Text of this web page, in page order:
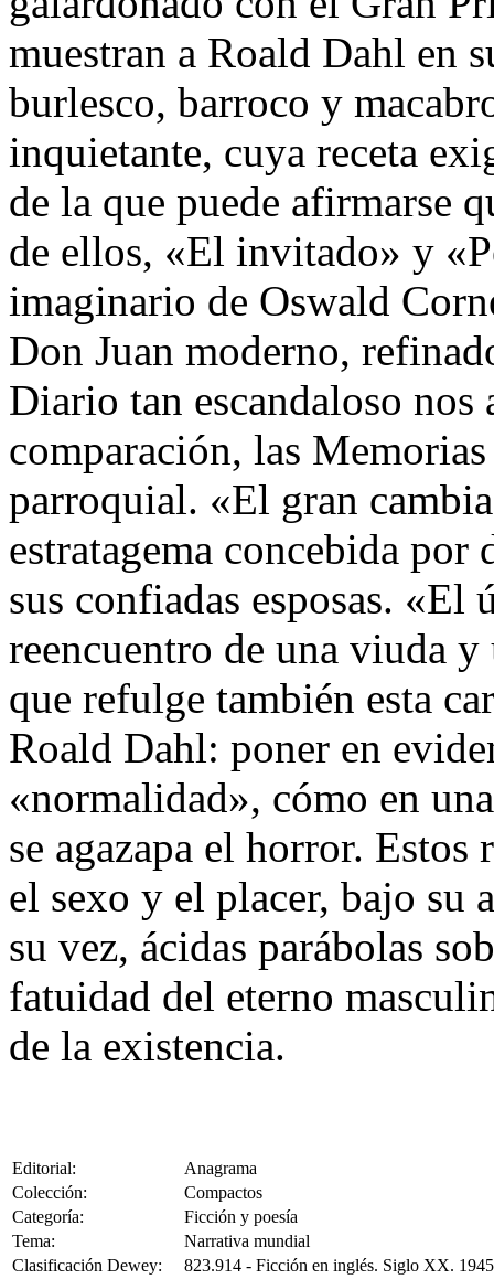
muestran a Roald Dahl en
burlesco, barroco y
inquietante, cuya receta
de la que puede afirmarse
de ellos, «El invitado» y
imaginario de Oswald
Don Juan moderno,
Diario tan escandaloso
comparación, las
parroquial. «El gran
estratagema concebida
sus confiadas esposas.
reencuentro de una viuda
que refulge también esta
Roald Dahl: poner en
«normalidad», cómo en
se agazapa el horror. Estos
el sexo y el placer, bajo su
su vez, ácidas parábolas
fatuidad del eterno
de la existencia.
Editorial:
Anagrama
Colección:
Compactos
Categoría:
Ficción y poesía
Tema:
Narrativa mundial
Clasificación Dewey:
823.914 - Ficción en inglés. Siglo XX.